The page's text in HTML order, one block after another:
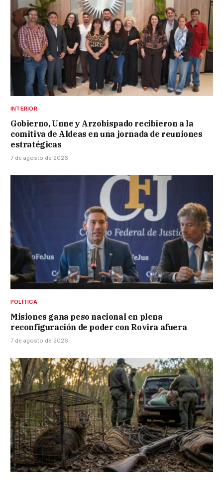
INTERIOR
Gobierno, Unne y Arzobispado recibieron a la
comitiva de Aldeas en una jornada de reuniones
estratégicas
7 de agosto de 2026
POLÍTICA
Misiones gana peso nacional en plena
reconfiguración de poder con Rovira afuera
7 de agosto de 2026